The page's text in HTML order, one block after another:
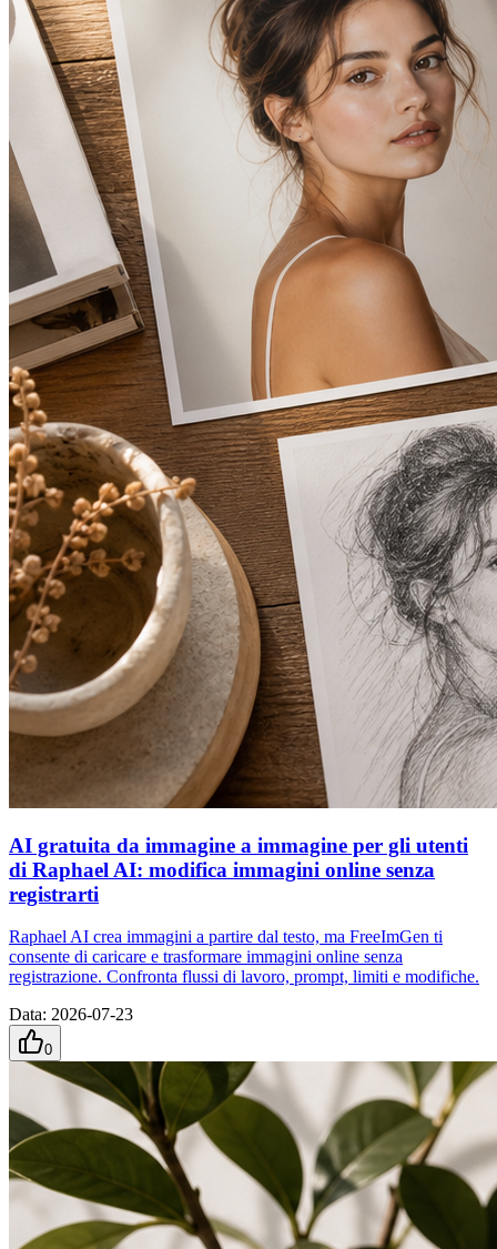
AI gratuita da immagine a immagine per gli utenti
di Raphael AI: modifica immagini online senza
registrarti
Raphael AI crea immagini a partire dal testo, ma FreeImGen ti
consente di caricare e trasformare immagini online senza
registrazione. Confronta flussi di lavoro, prompt, limiti e modifiche.
Data: 2026-07-23
0